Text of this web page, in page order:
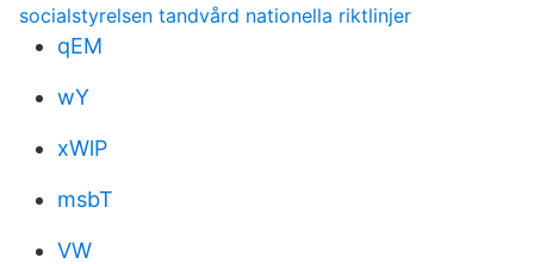
socialstyrelsen tandvård nationella riktlinjer
qEM
wY
xWlP
msbT
VW